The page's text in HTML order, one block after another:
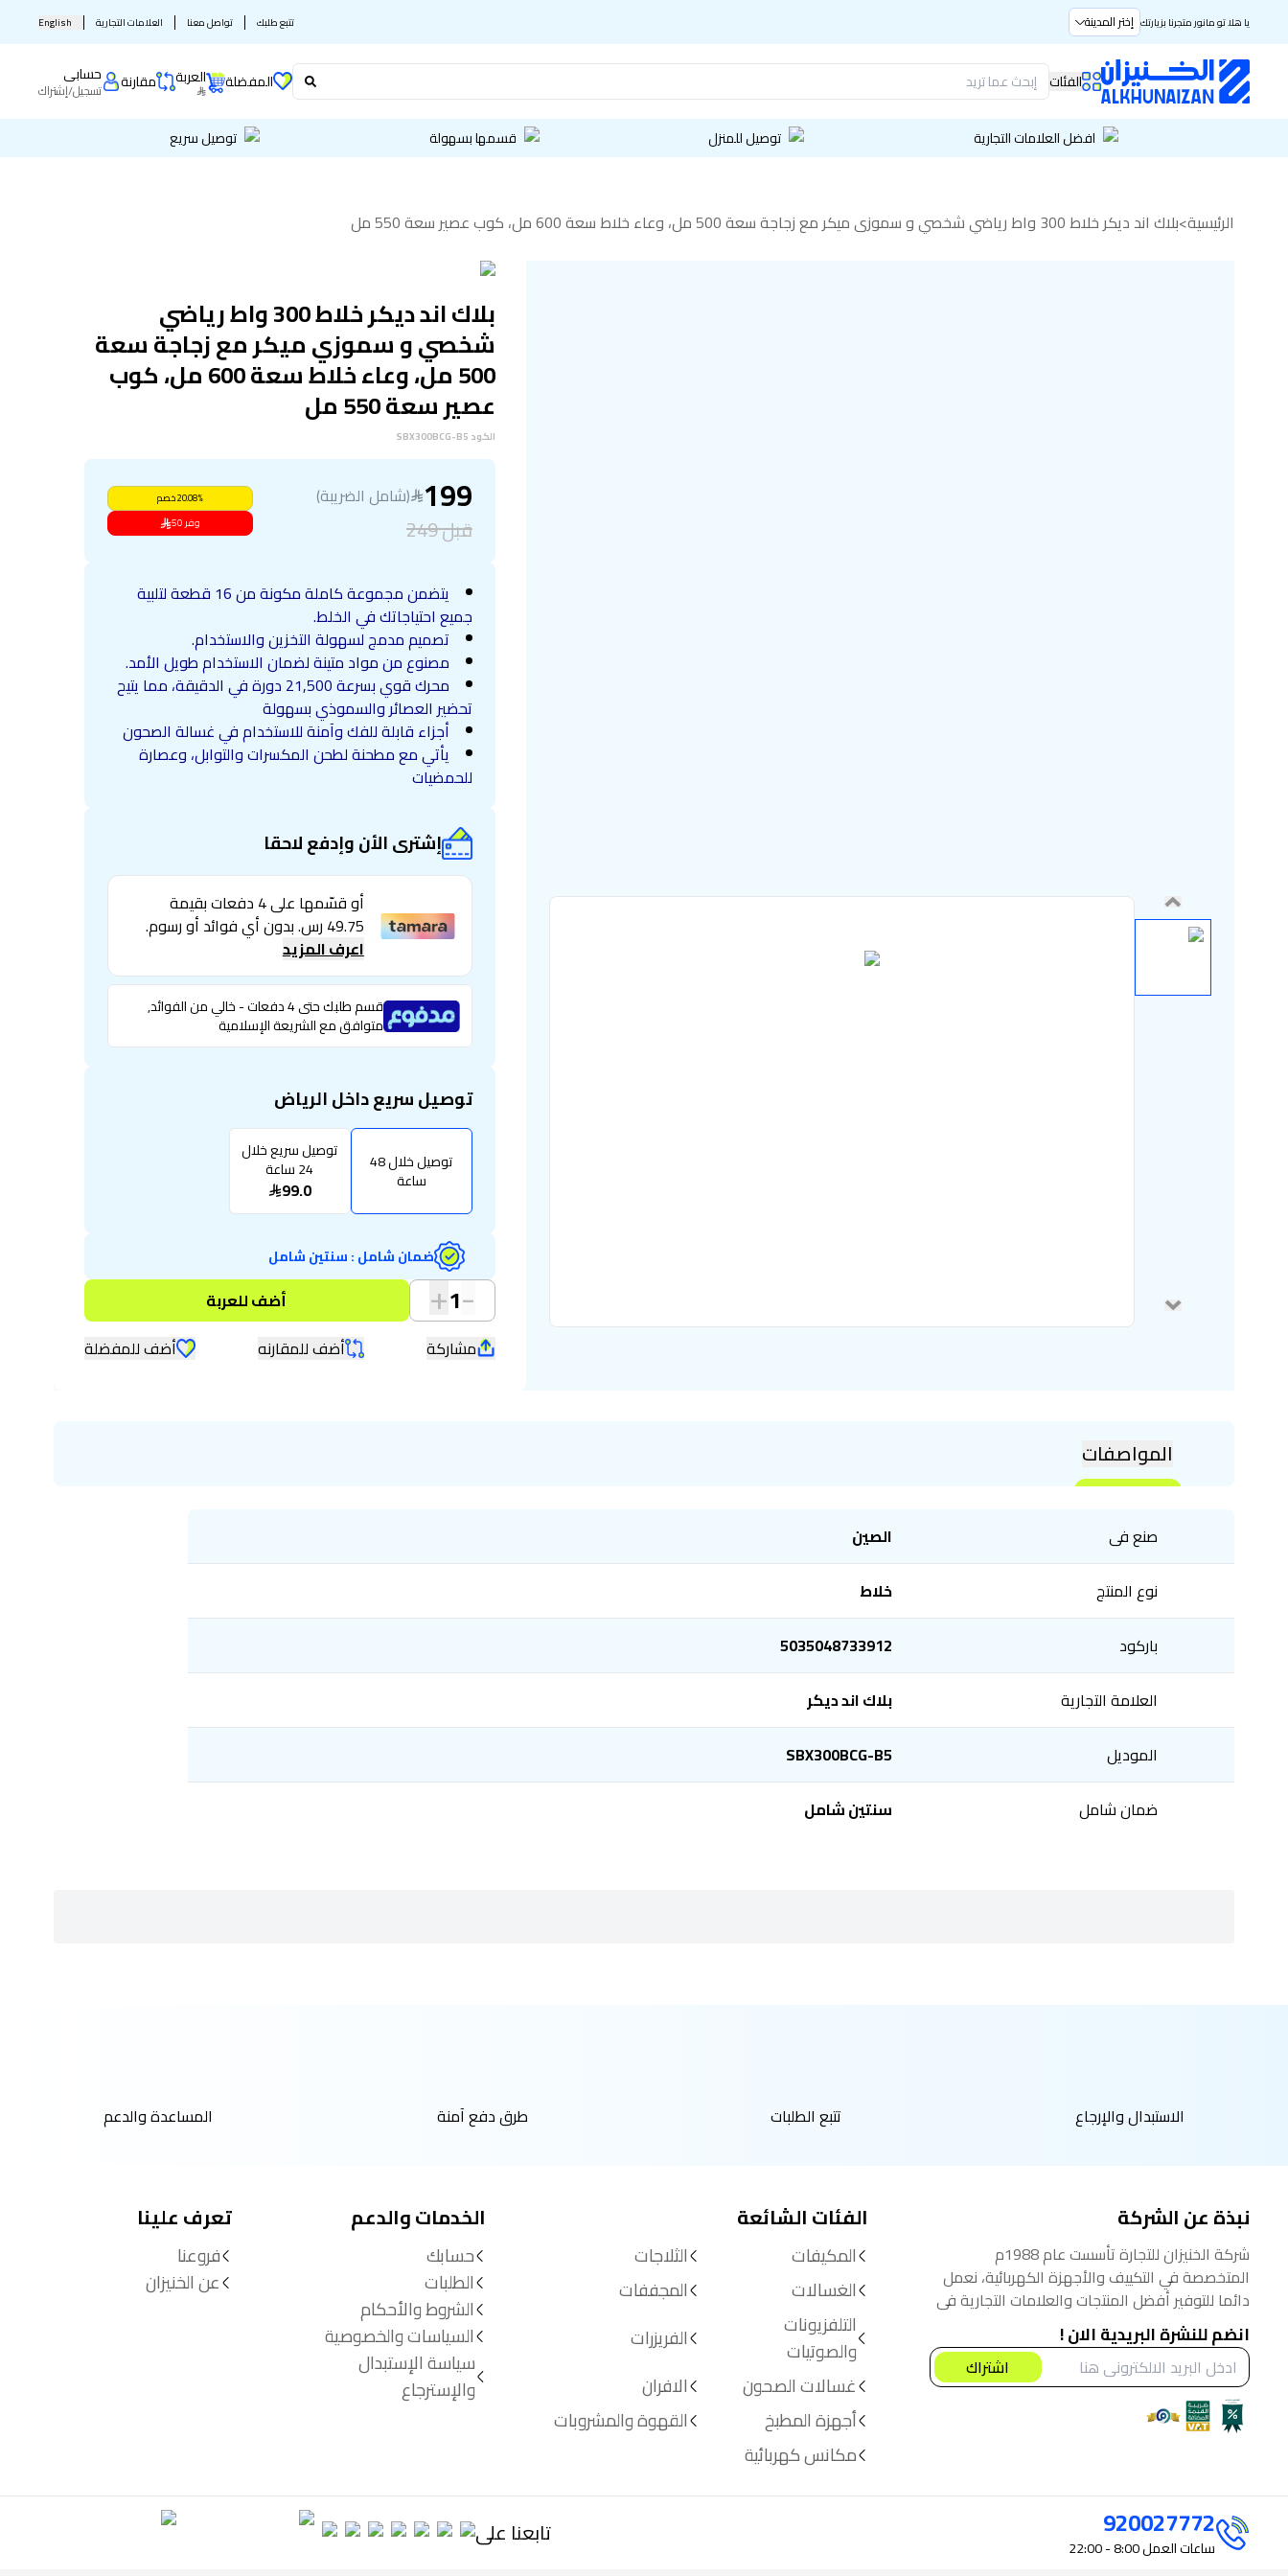
يا هلا تو مانور متجرنا بزيارتك إختر المدينة تتبع طلبك تواصل معنا العلامات التجارية English
الفئات المفضلة العربة مقارنة حسابى
تسجيل/إشتراك
افضل العلامات التجارية توصيل للمنزل قسمها بسهولة توصيل سريع
الرئيسية>بلاك اند ديكر خلاط 300 واط رياضي شخصي و سموزي ميكر مع زجاجة سعة 500 مل، وعاء خلاط سعة 600 مل، كوب عصير سعة 550 مل
بلاك اند ديكر خلاط 300 واط رياضي
شخصي و سموزي ميكر مع زجاجة سعة
500 مل، وعاء خلاط سعة 600 مل، كوب
عصير سعة 550 مل
الكود SBX300BCG-B5
199 (شامل الضريبة)
قبل249
20.08% خصم
وفر50
يتضمن مجموعة كاملة مكونة من 16 قطعة لتلبية
جميع احتياجاتك في الخلط.
تصميم مدمج لسهولة التخزين والاستخدام.
مصنوع من مواد متينة لضمان الاستخدام طويل الأمد.
محرك قوي بسرعة 21,500 دورة في الدقيقة، مما يتيح
تحضير العصائر والسموذي بسهولة
أجزاء قابلة للفك وآمنة للاستخدام في غسالة الصحون
يأتي مع مطحنة لطحن المكسرات والتوابل، وعصارة
للحمضيات
إشترى الأن وإدفع لاحقا
أو قسّمها على 4 دفعات بقيمة
49.75 رس. بدون أي فوائد أو رسوم.
اعرف المزيد
قسم طلبك حتى 4 دفعات - خالي من الفوائد,
متوافق مع الشريعة الإسلامية
توصيل سريع داخل الرياض
توصيل خلال 48
ساعة
توصيل سريع خلال
24 ساعة
99.0
ضمان شامل:سنتين شامل
-
1
+
أضف للعربة
مشاركة
أضف للمقارنه أضف للمفضلة
المواصفات
صنع فى
الصين
نوع المنتج
خلاط
باركود
5035048733912
العلامة التجارية
بلاك اند ديكر
الموديل
SBX300BCG-B5
ضمان شامل
سنتين شامل
الاستبدال والإرجاع تتبع الطلبات طرق دفع آمنة المساعدة والدعم
نبذة عن الشركة
شركة الخنيزان للتجارة تأسست عام 1988م
المتخصصة في التكييف والأجهزة الكهربائية، نعمل
دائما للتوفير أفضل المنتجات والعلامات التجارية في
السوق السعودي، نؤمن أنه من حق المستهلك
الحصول على أفضل المنتجات بأفضل سعر.
انضم للنشرة البريدية الان !
اشتراك
الفئات الشائعة
المكيفات
الثلاجات
الغسالات
المجففات
التلفزيونات
والصوتيات
الفريزرات
غسالات الصحون
الافران
أجهزة المطبخ
القهوة والمشروبات
مكانس كهربائية
الخدمات والدعم
حسابك
الطلبات
الشروط والأحكام
السياسات والخصوصية
سياسة الإستبدال
والإسترجاع
تعرف علينا
فروعنا
عن الخنيزان
920027772
ساعات العمل تابعنا على